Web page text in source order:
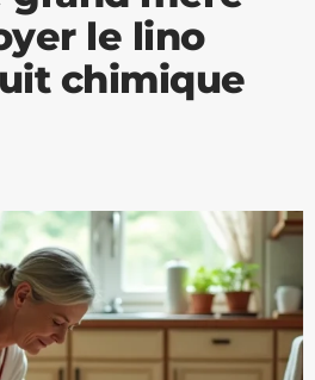
le lino
chimique